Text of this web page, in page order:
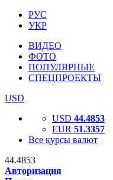
РУС
УКР
ВИДЕО
ФОТО
ПОПУЛЯРНЫЕ
СПЕЦПРОЕКТЫ
USD
USD 44.4853
EUR 51.3357
Все курсы валют
44.4853
Авторизация